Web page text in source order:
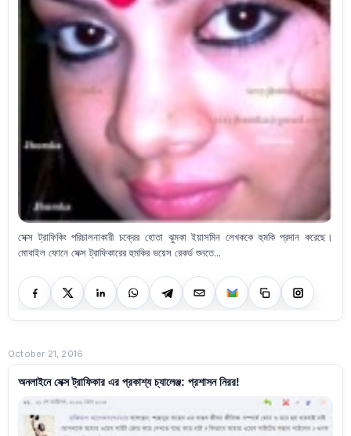
সেক্স ট্রাফিকিং পরিচালনাকারী চক্রের হোতা ঝুমকা ইয়াসমিন লেখককে হুমকি প্রদান করেছে।
মোবাইল ফোনে সেক্স ট্রাফিকারের হুমকির ভয়েস রেকর্ড শুনতে...
October 21, 2016
অনলাইনে সেক্স ট্রাফিকার এর প্রকাশ্য চ্যালেঞ্জ: প্রশাসন নিরর!